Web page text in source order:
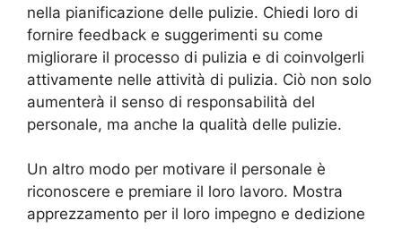
nella pianificazione delle pulizie. Chiedi loro di
fornire feedback e suggerimenti su come
migliorare il processo di pulizia e di coinvolgerli
attivamente nelle attività di pulizia. Ciò non solo
aumenterà il senso di responsabilità del
personale, ma anche la qualità delle pulizie.
Un altro modo per motivare il personale è
riconoscere e premiare il loro lavoro. Mostra
apprezzamento per il loro impegno e dedizione